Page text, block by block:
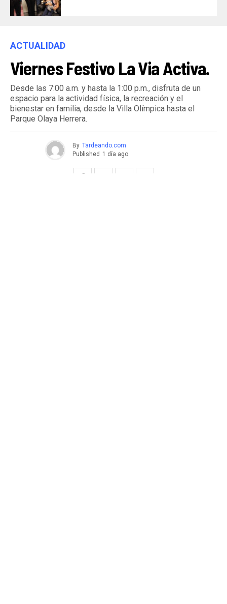
ACTUALIDAD
Viernes Festivo La Via Activa.
Desde las 7:00 a.m. y hasta la 1:00 p.m., disfruta de un
espacio para la actividad física, la recreación y el
bienestar en familia, desde la Villa Olímpica hasta el
Parque Olaya Herrera.
By Tardeando.com
Published 1 día ago